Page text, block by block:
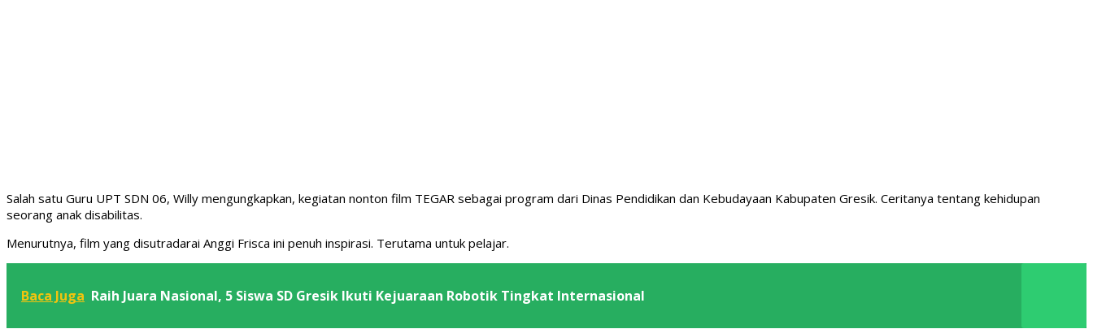
Salah satu Guru UPT SDN 06, Willy mengungkapkan, kegiatan nonton film TEGAR sebagai program dari Dinas Pendidikan dan Kebudayaan Kabupaten Gresik. Ceritanya tentang kehidupan
seorang anak disabilitas.
Menurutnya, film yang disutradarai Anggi Frisca ini penuh inspirasi. Terutama untuk pelajar.
Baca Juga Raih Juara Nasional, 5 Siswa SD Gresik Ikuti Kejuaraan Robotik Tingkat Internasional